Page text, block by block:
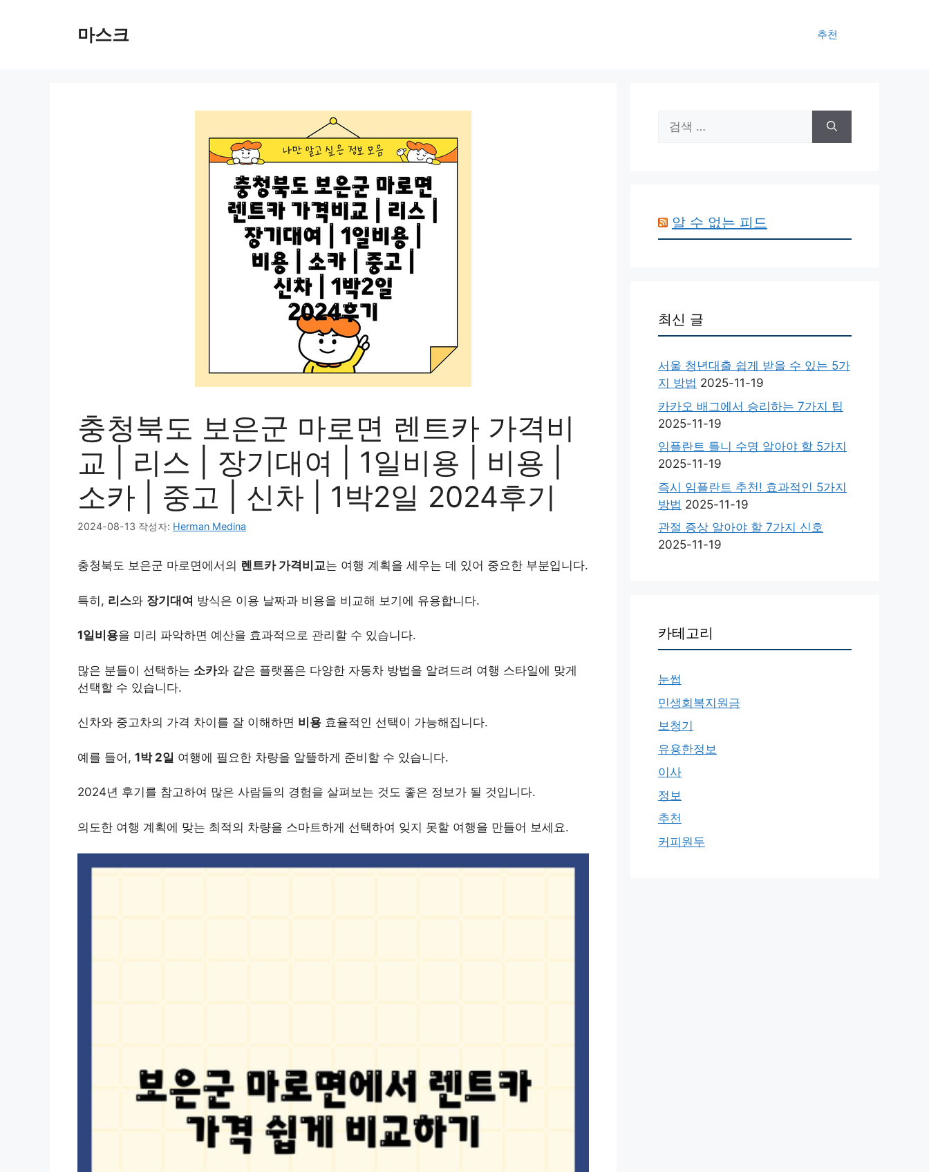
마스크 추천
충청북도 보은군 마로면 렌트카 가격비
교 | 리스 | 장기대여 | 1일비용 | 비용 |
소카 | 중고 | 신차 | 1박2일 2024후기
2024-08-13 작성자: Herman Medina
충청북도 보은군 마로면에서의 렌트카 가격비교는 여행 계획을 세우는 데 있어 중요한 부분입니다.
특히, 리스와 장기대여 방식은 이용 날짜과 비용을 비교해 보기에 유용합니다.
1일비용을 미리 파악하면 예산을 효과적으로 관리할 수 있습니다.
많은 분들이 선택하는 소카와 같은 플랫폼은 다양한 자동차 방법을 알려드려 여행 스타일에 맞게
선택할 수 있습니다.
신차와 중고차의 가격 차이를 잘 이해하면 비용 효율적인 선택이 가능해집니다.
예를 들어, 1박 2일 여행에 필요한 차량을 알뜰하게 준비할 수 있습니다.
2024년 후기를 참고하여 많은 사람들의 경험을 살펴보는 것도 좋은 정보가 될 것입니다.
의도한 여행 계획에 맞는 최적의 차량을 스마트하게 선택하여 잊지 못할 여행을 만들어 보세요.
색:
알 수 없는 피드
최신 글
서울 청년대출 쉽게 받을 수 있는 5가
지 방법 2025-11-19
카카오 배그에서 승리하는 7가지 팁
2025-11-19
임플란트 틀니 수명 알아야 할 5가지
2025-11-19
즉시 임플란트 추천! 효과적인 5가지
방법 2025-11-19
관절 증상 알아야 할 7가지 신호
2025-11-19
카테고리
눈썹
민생회복지원금
보청기
유용한정보
이사
정보
추천
커피원두